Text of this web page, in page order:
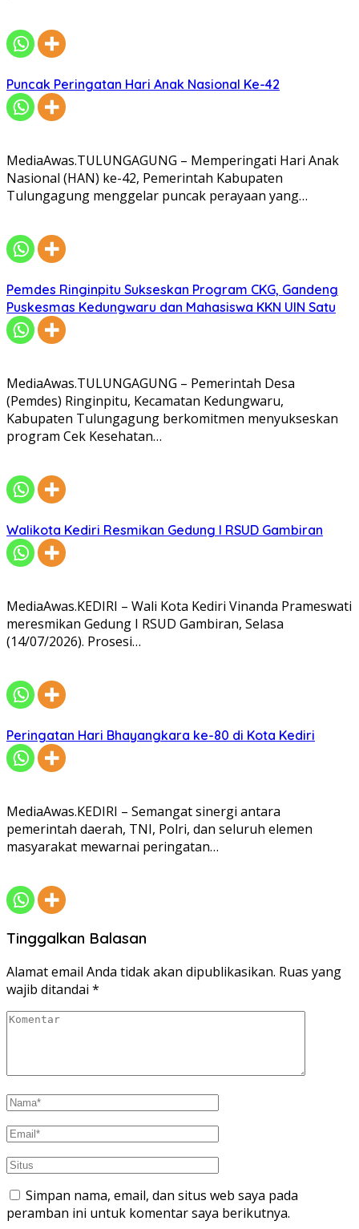
Puncak Peringatan Hari Anak Nasional Ke-42
MediaAwas.TULUNGAGUNG – Memperingati Hari Anak
Nasional (HAN) ke-42, Pemerintah Kabupaten
Tulungagung menggelar puncak perayaan yang…
Pemdes Ringinpitu Sukseskan Program CKG, Gandeng
Puskesmas Kedungwaru dan Mahasiswa KKN UIN Satu
MediaAwas.TULUNGAGUNG – Pemerintah Desa
(Pemdes) Ringinpitu, Kecamatan Kedungwaru,
Kabupaten Tulungagung berkomitmen menyukseskan
program Cek Kesehatan…
Walikota Kediri Resmikan Gedung I RSUD Gambiran
MediaAwas.KEDIRI – Wali Kota Kediri Vinanda Prameswati
meresmikan Gedung I RSUD Gambiran, Selasa
(14/07/2026). Prosesi…
Peringatan Hari Bhayangkara ke-80 di Kota Kediri
MediaAwas.KEDIRI – Semangat sinergi antara
pemerintah daerah, TNI, Polri, dan seluruh elemen
masyarakat mewarnai peringatan…
Tinggalkan Balasan
Alamat email Anda tidak akan dipublikasikan. Ruas yang
wajib ditandai *
Simpan nama, email, dan situs web saya pada
peramban ini untuk komentar saya berikutnya.